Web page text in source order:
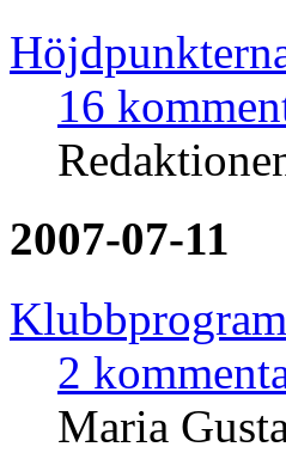
16
2007-07-11
2
Maria